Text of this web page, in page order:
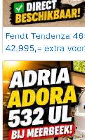
Fendt Tendenza
42.995,= extra